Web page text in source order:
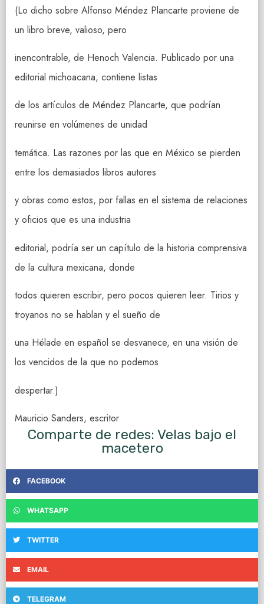
(Lo dicho sobre Alfonso Méndez Plancarte proviene de
un libro breve, valioso, pero
inencontrable, de Henoch Valencia. Publicado por una
editorial michoacana, contiene listas
de los artículos de Méndez Plancarte, que podrían
reunirse en volúmenes de unidad
temática. Las razones por las que en México se pierden
entre los demasiados libros autores
y obras como estos, por fallas en el sistema de relaciones
y oficios que es una industria
editorial, podría ser un capítulo de la historia comprensiva
de la cultura mexicana, donde
todos quieren escribir, pero pocos quieren leer. Tirios y
troyanos no se hablan y el sueño de
una Hélade en español se desvanece, en una visión de
los vencidos de la que no podemos
despertar.)
Mauricio Sanders, escritor
Comparte de redes: Velas bajo el
macetero
FACEBOOK
WHATSAPP
TWITTER
EMAIL
TELEGRAM